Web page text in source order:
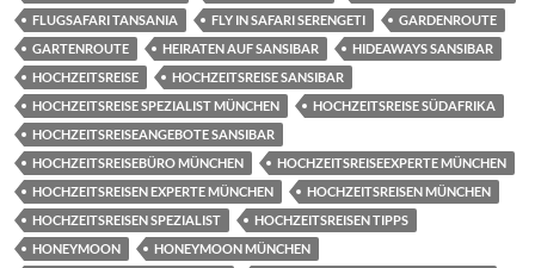
FLUGSAFARI TANSANIA
FLY IN SAFARI SERENGETI
GARDENROUTE
GARTENROUTE
HEIRATEN AUF SANSIBAR
HIDEAWAYS SANSIBAR
HOCHZEITSREISE
HOCHZEITSREISE SANSIBAR
HOCHZEITSREISE SPEZIALIST MÜNCHEN
HOCHZEITSREISE SÜDAFRIKA
HOCHZEITSREISEANGEBOTE SANSIBAR
HOCHZEITSREISEBÜRO MÜNCHEN
HOCHZEITSREISEEXPERTE MÜNCHEN
HOCHZEITSREISEN EXPERTE MÜNCHEN
HOCHZEITSREISEN MÜNCHEN
HOCHZEITSREISEN SPEZIALIST
HOCHZEITSREISEN TIPPS
HONEYMOON
HONEYMOON MÜNCHEN